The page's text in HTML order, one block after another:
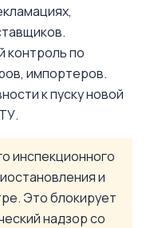
контроль по
импортеров.
к пуску новой
инспекционного
и
Это блокирует
надзор со